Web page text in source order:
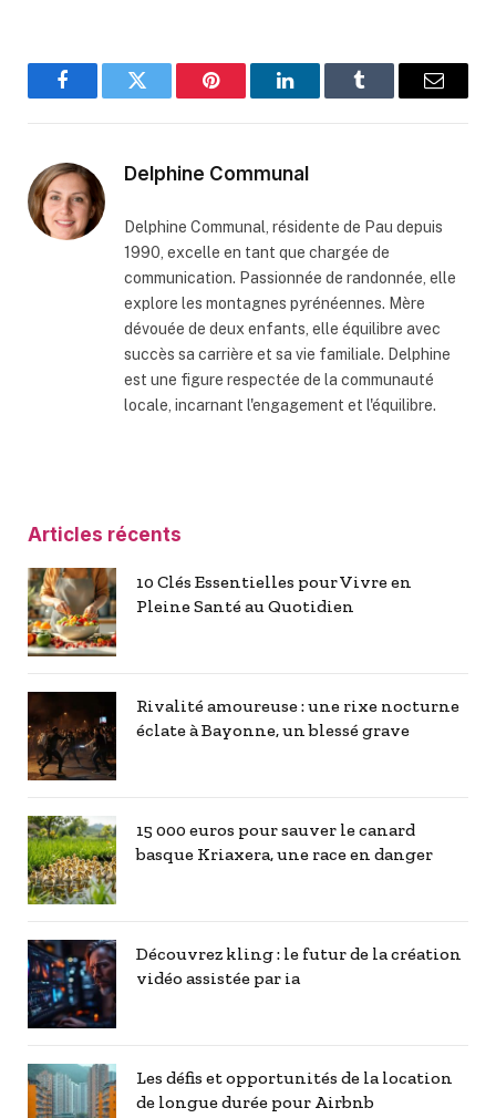
FacebookTwitter Pinterest LinkedInTumblr Email
Delphine Communal
Delphine Communal, résidente de Pau depuis
1990, excelle en tant que chargée de
communication. Passionnée de randonnée, elle
explore les montagnes pyrénéennes. Mère
dévouée de deux enfants, elle équilibre avec
succès sa carrière et sa vie familiale. Delphine
est une figure respectée de la communauté
locale, incarnant l'engagement et l'équilibre.
Articles récents
10 Clés Essentielles pour Vivre en
Pleine Santé au Quotidien
Rivalité amoureuse : une rixe nocturne
éclate à Bayonne, un blessé grave
15 000 euros pour sauver le canard
basque Kriaxera, une race en danger
Découvrez kling : le futur de la création
vidéo assistée par ia
Les défis et opportunités de la location
de longue durée pour Airbnb